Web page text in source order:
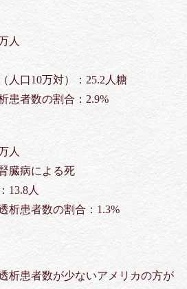
人
人口10万対）：25.2人糖
患者数の割合：2.9%
人
臓病による死
13.8人
析患者数の割合：1.3%
析患者数が少ないアメリカの方が